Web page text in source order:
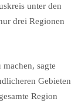
unter den
drei Regionen
sagte
Gebieten
Region